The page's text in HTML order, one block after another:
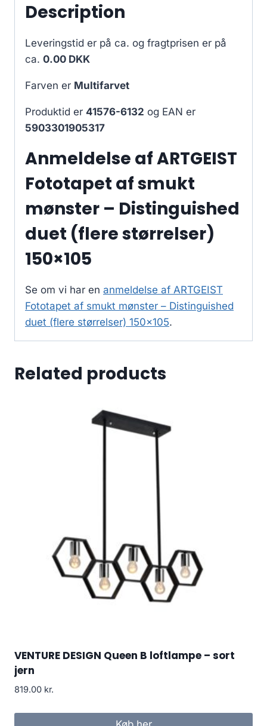
Description
Leveringstid er på ca. og fragtprisen er på
ca. 0.00 DKK
Farven er Multifarvet
Produktid er 41576-6132 og EAN er
5903301905317
Anmeldelse af ARTGEIST
Fototapet af smukt
mønster – Distinguished
duet (flere størrelser)
150×105
Se om vi har en anmeldelse af ARTGEIST
Fototapet af smukt mønster – Distinguished
duet (flere størrelser) 150×105.
Related products
VENTURE DESIGN Queen B loftlampe – sort
jern
819.00 kr.